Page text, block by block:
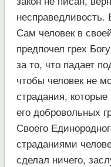
Сам человек в
предпочел грех
за то, что падает
чтобы человек не
страдания,
его добровольных
Своего
страданиями
сделал ничего,